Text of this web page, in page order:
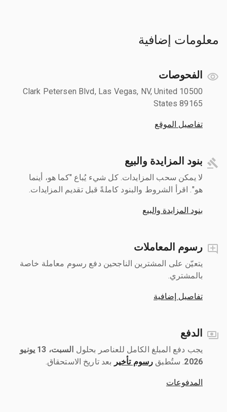
معلومات إضافية
الفحوصات
10500 Clark Petersen Blvd, Las Vegas, NV, United
States 89165
تفاصيل الموقع
بنود المزايدة والبيع
لا يمكن سحب المزايدات. كل شيء يُباع "كما هو، أينما
هو". اقرأ الشروط والبنود كاملةً قبل تقديم المزايدات.
بنود المزايدة والبيع
رسوم المعاملات
يتعيّن على المشترين الناجحين دفع رسوم معاملة خاصة
بالمشتري.
تفاصيل إضافية
الدفع
يجب دفع المبلغ الكامل للعناصر بحلول ‎
السبت، 13 يونيو
2026
رسوم تأخير بعد تاريخ الاستحقاق.
المدفوعات